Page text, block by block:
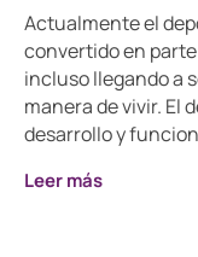
Actualmente el
convertido en
incluso llegando a
manera de vivir. El
desarrollo y
Leer más